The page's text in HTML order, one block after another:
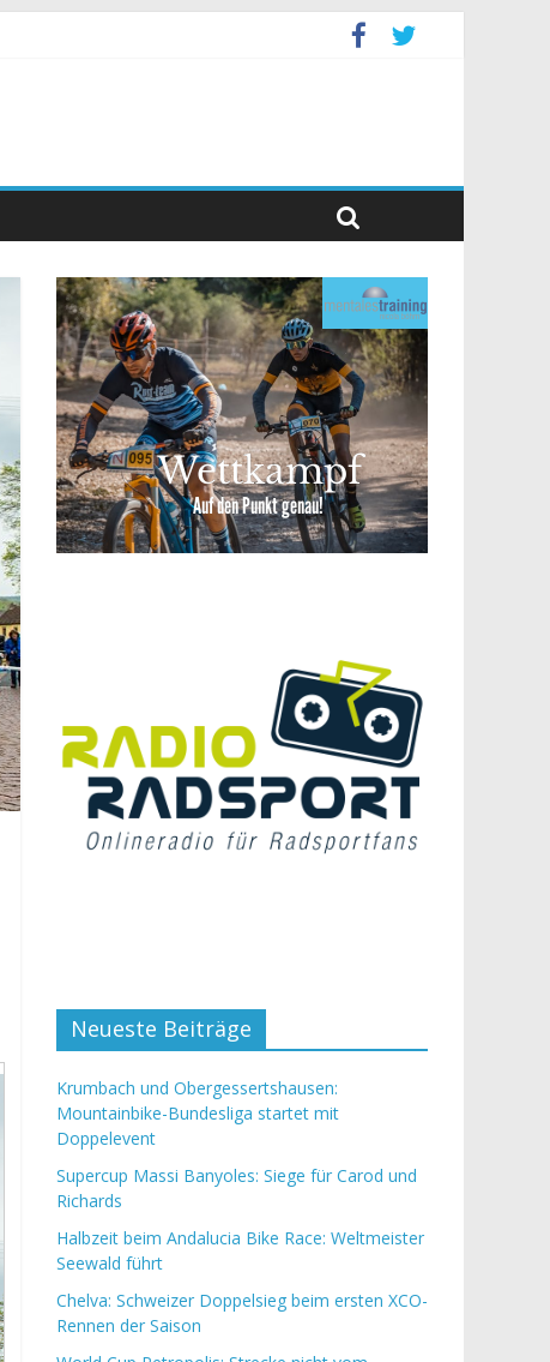
Neueste Beiträge
Krumbach und Obergessertshausen:
Mountainbike-Bundesliga startet mit
Doppelevent
Supercup Massi Banyoles: Siege für Carod und
Richards
Halbzeit beim Andalucia Bike Race: Weltmeister
Seewald führt
Chelva: Schweizer Doppelsieg beim ersten XCO-
Rennen der Saison